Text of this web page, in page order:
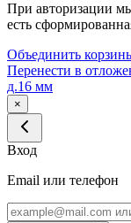
При авторизации
есть
Объединить
Перенести в
д.16 мм
×
Вход
Email или телефон